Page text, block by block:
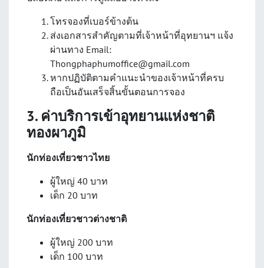
โทรจองที่เบอร์ข้างต้น
ส่งเอกสารสำคัญตามที่เจ้าหน้าที่อุทยานฯ แจ้ง
ผ่านทาง Email:
Thongphaphumoffice@gmail.com
หากปฏิบัติตามคำแนะนำของเจ้าหน้าที่ครบ
ถือเป็นอันเสร็จสิ้นขั้นตอนการจอง
3. ค่าบริการเข้าอุทยานแห่งชาติ
ทองผาภูมิ
นักท่องเที่ยวชาวไทย
ผู้ใหญ่ 40 บาท
เด็ก 20 บาท
นักท่องเที่ยวชาวต่างชาติ
ผู้ใหญ่ 200 บาท
เด็ก 100 บาท